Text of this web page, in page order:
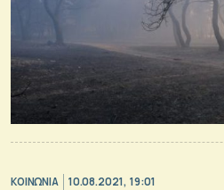
ΚΟΙΝΩΝΙΑ 10.08.2021, 19:01